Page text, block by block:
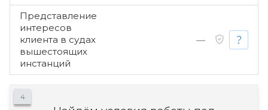
Представление
интересов
клиента в судах
вышестоящих
инстанций
—
4